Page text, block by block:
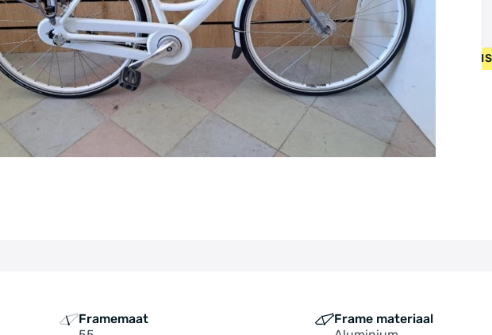
• GRATIS VERZENDING OP NIEUW FIETSEN VANAF 400 EUR • GEBRUIKT FIETSEN 55
Framemaat
Frame materiaal